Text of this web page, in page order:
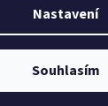
Nastavení
Souhlasím